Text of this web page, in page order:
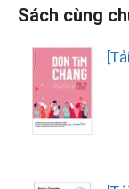
Sách cùng